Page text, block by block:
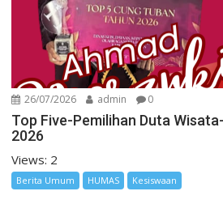
26/07/2026 admin 0
Top Five-Pemilihan Duta
2026
Views: 2
Berita Umum HUMAS Kesiswaan